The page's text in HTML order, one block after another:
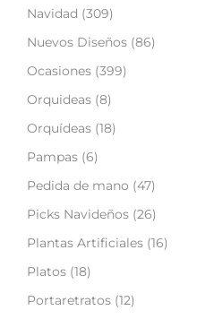
Navidad (309)
Nuevos Diseños (86)
Ocasiones (399)
Orquideas (8)
Orquídeas (18)
Pampas (6)
Pedida de mano (47)
Picks Navideños (26)
Plantas Artificiales (16)
Platos (18)
Portaretratos (12)